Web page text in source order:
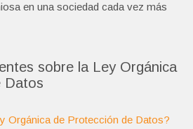
en una sociedad cada vez más
sobre la Ley Orgánica
Datos
Orgánica de Protección de Datos?